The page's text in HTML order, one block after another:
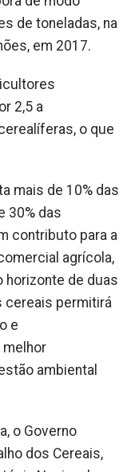
de toneladas, na
em 2017.
2,5 a
o que
mais de 10% das
30% das
contributo para a
agrícola,
horizonte de duas
cereais permitirá
e
melhor
ambiental
o Governo
dos Cereais,